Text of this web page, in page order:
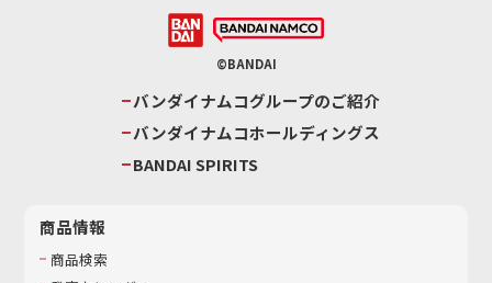
©BANDAI
バンダイナムコグループのご紹介
バンダイナムコホールディングス
BANDAI SPIRITS
商品情報
商品検索